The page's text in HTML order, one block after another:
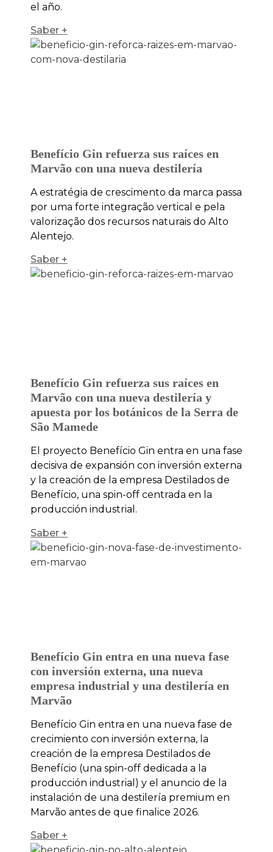
el año.
Saber +
Benefício Gin refuerza sus raíces en
Marvão con una nueva destilería
A estratégia de crescimento da marca passa
por uma forte integração vertical e pela
valorização dos recursos naturais do Alto
Alentejo.
Saber +
Benefício Gin refuerza sus raíces en
Marvão con una nueva destilería y
apuesta por los botánicos de la Serra de
São Mamede
El proyecto Benefício Gin entra en una fase
decisiva de expansión con inversión externa
y la creación de la empresa Destilados de
Benefício, una spin-off centrada en la
producción industrial.
Saber +
Benefício Gin entra en una nueva fase
con inversión externa, una nueva
empresa industrial y una destilería en
Marvão
Benefício Gin entra en una nueva fase de
crecimiento con inversión externa, la
creación de la empresa Destilados de
Benefício (una spin-off dedicada a la
producción industrial) y el anuncio de la
instalación de una destilería premium en
Marvão antes de que finalice 2026.
Saber +